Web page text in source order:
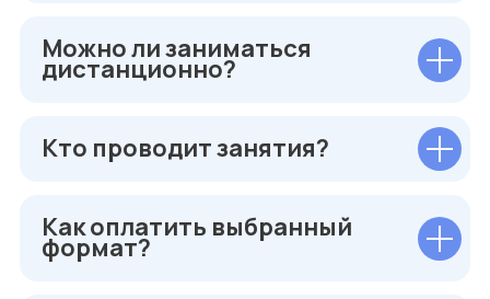
Можно ли заниматься
дистанционно?
Кто проводит занятия?
Как оплатить выбранный
формат?